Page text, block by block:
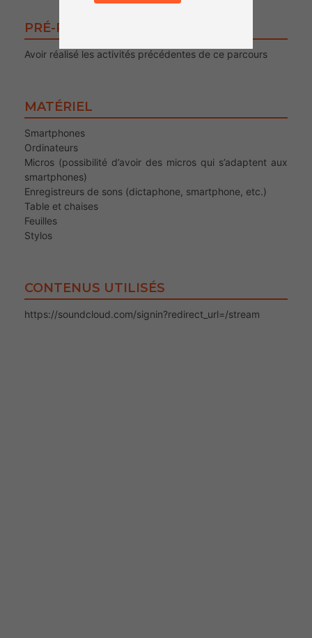
PRÉ-REQUIS POUR LE PUBLIC
Avoir réalisé les activités précédentes de ce parcours
MATÉRIEL
Smartphones
Ordinateurs
Micros (possibilité d’avoir des micros qui s’adaptent aux
smartphones)
Enregistreurs de sons (dictaphone, smartphone, etc.)
Table et chaises
Feuilles
Stylos
CONTENUS UTILISÉS
https://soundcloud.com/signin?redirect_url=/stream